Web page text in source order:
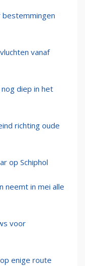
bestemmingen
vanaf
diep in het
richting oude
op Schiphol
neemt in mei alle
voor
enige route